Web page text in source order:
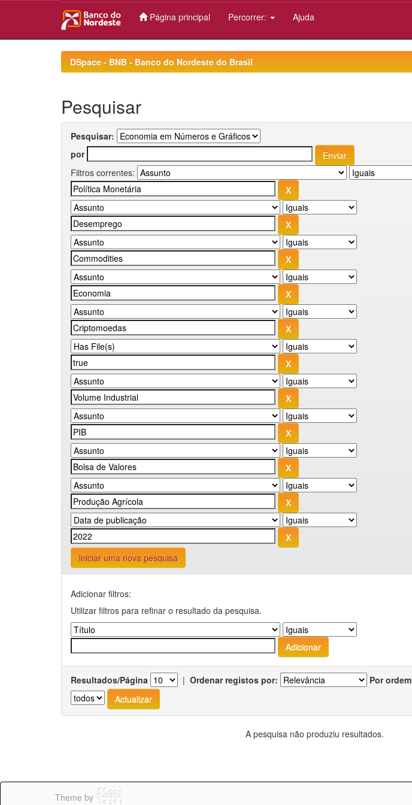
Página principal Percorrer: Ajuda
DSpace - BNB - Banco do Nordeste do Brasil
Pesquisar
Pesquisar:
por
Filtros correntes:
Iniciar uma nova pesquisa
Adicionar filtros:
Utilizar filtros para refinar o resultado da pesquisa.
Resultados/Página | Ordenar registos por: Por ordem
A pesquisa não produziu resultados.
Theme by